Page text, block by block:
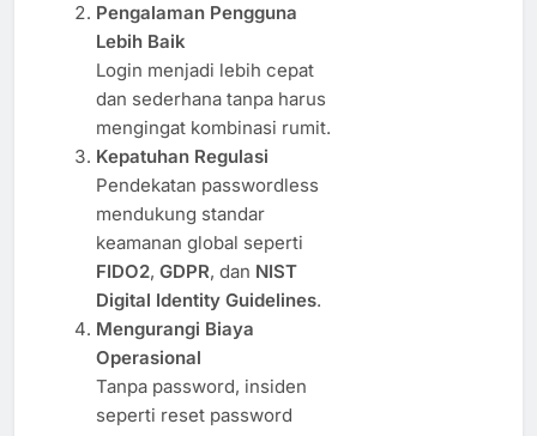
Pengalaman Pengguna
Lebih Baik
Login menjadi lebih cepat
dan sederhana tanpa harus
mengingat kombinasi rumit.
Kepatuhan Regulasi
Pendekatan passwordless
mendukung standar
keamanan global seperti
FIDO2, GDPR, dan NIST
Digital Identity Guidelines.
Mengurangi Biaya
Operasional
Tanpa password, insiden
seperti reset password